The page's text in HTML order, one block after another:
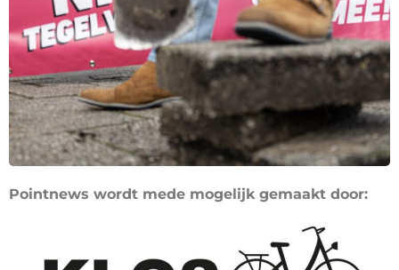
Pointnews wordt mede mogelijk gemaakt door: